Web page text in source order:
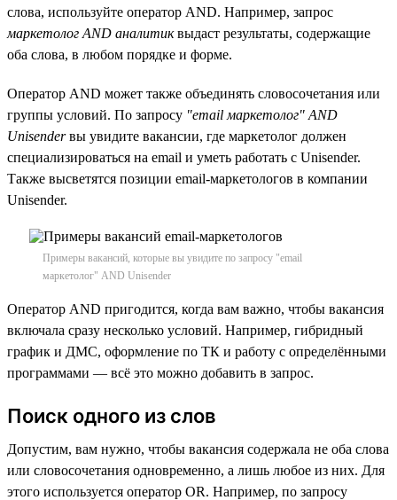
слова, используйте оператор AND. Например, запрос
маркетолог AND аналитиквыдаст результаты, содержащие
оба слова, в любом порядке и форме.
Оператор AND может также объединять словосочетания или
группы условий. По запросу "email маркетолог" AND
Unisenderвы увидите вакансии, где маркетолог должен
специализироваться на email и уметь работать с Unisender.
Также высветятся позиции email-маркетологов в компании
Unisender.
Примеры вакансий, которые вы увидите по запросу "email
маркетолог" AND Unisender
Оператор AND пригодится, когда вам важно, чтобы вакансия
включала сразу несколько условий. Например, гибридный
график и ДМС, оформление по ТК и работу с определёнными
программами — всё это можно добавить в запрос.
Поиск одного из слов
Допустим, вам нужно, чтобы вакансия содержала не оба слова
или словосочетания одновременно, а лишь любое из них. Для
этого используется оператор OR. Например, по запросу